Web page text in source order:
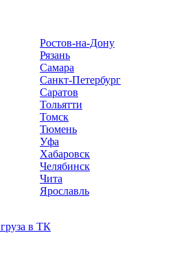
Ростов-на-Дону
Рязань
Самара
Санкт-Петербург
Саратов
Тольятти
Томск
Тюмень
Уфа
Хабаровск
Челябинск
Чита
Ярославль
в ТК